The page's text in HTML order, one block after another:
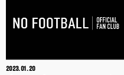
2023.01.20